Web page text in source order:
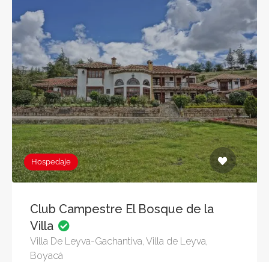
Hospedaje
Club Campestre El Bosque de la
Villa
Villa De Leyva-Gachantiva, Villa de Leyva,
Boyacá